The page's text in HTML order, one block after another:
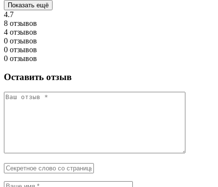
Показать ещё
4.7
8 отзывов
4 отзывов
0 отзывов
0 отзывов
0 отзывов
Оставить отзыв